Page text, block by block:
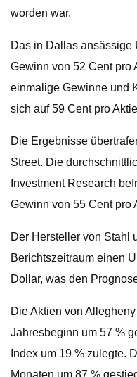
worden war.
Das in Dallas ansässige
Gewinn von 52 Cent pro
einmalige Gewinne und
sich auf 59 Cent pro
Die Ergebnisse
Street. Die
Investment Research
Gewinn von 55 Cent pro
Der Hersteller von Stahl
Berichtszeitraum einen
Dollar, was den
Die Aktien von
Jahresbeginn um 57 %
Index um 19 % zulegte.
Monaten um 87 %